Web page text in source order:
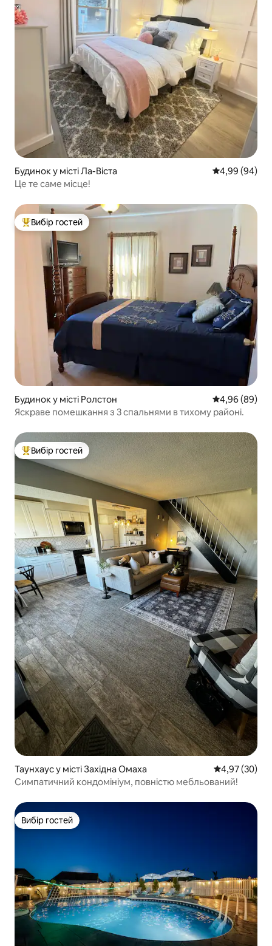
Будинок у місті Ла-Віста Середня
4,99 (94)
Це те саме місце!
Топ вибір гостей
Вибір гостей
Будинок у місті Ролстон Середня
4,96 (89)
Яскраве помешкання з 3 спальнями в тихому районі.
Топ вибір гостей
Вибір гостей
Таунхаус у місті Західна Омаха Середня
4,97 (30)
Симпатичний кондомініум, повністю мебльований!
Вибір гостей
Вибір гостей